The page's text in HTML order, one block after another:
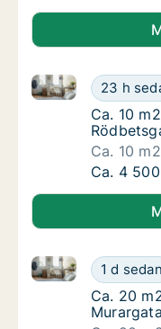
Ca. 10
23 h
Ca. 10 m2 rum att
Ca. 10
Ca. 10
Ca. 10 m2
Ca. 10
Ca. 4
Ca. 20
1 d sedan
Ca. 20 m2 rum att
Ca. 20
Ca. 20